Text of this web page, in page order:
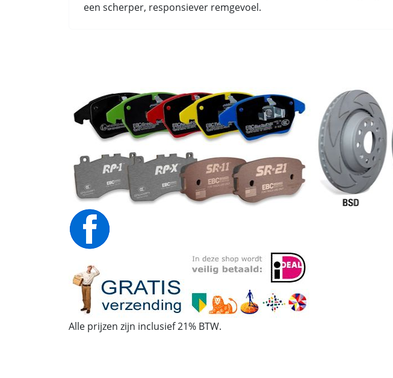
een scherper, responsiever remgevoel.
Alle prijzen zijn inclusief 21% BTW.